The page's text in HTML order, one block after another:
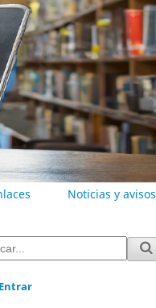
Noticias y avisos
Entrar